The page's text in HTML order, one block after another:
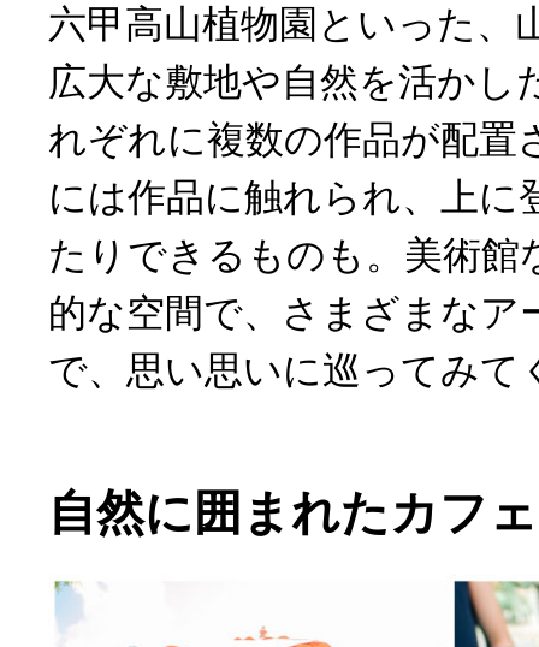
六甲高山植物園といった、
広大な敷地や自然を活かし
れぞれに複数の作品が配置
には作品に触れられ、上に
たりできるものも。美術館
的な空間で、さまざまなア
で、思い思いに巡ってみて
自然に囲まれたカフ